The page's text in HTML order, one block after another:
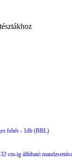
fehér - 1db (BBL)
cm-ig állítható